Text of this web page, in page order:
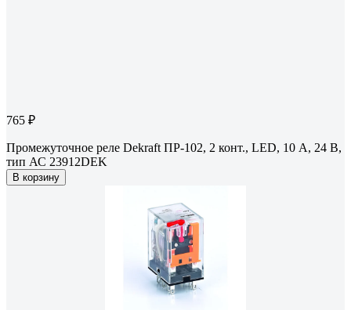
765 ₽
Промежуточное реле Dekraft ПР-102, 2 конт., LED, 10 А, 24 В,
тип АС 23912DEK
В корзину